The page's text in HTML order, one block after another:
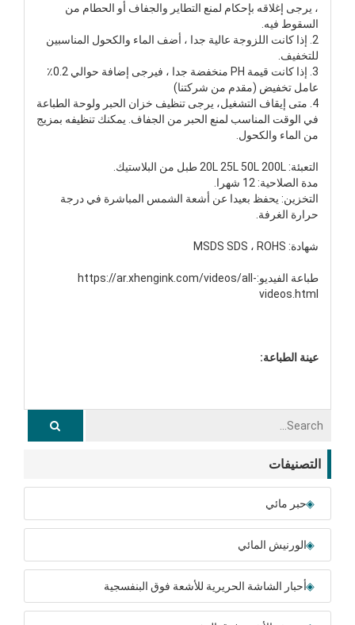
، يرجى إغلاقه بإحكام لمنع التطاير والجفاف أو الحطام من
السقوط فيه.
2. إذا كانت اللزوجة عالية جدا ، أضف الماء والكحول المناسبين
للتخفيف.
3. إذا كانت قيمة PH منخفضة جدا ، فيرجى إضافة حوالي 0.2٪
عامل تخفيض (مقدم من شركتنا)
4. متى
إيقاف التشغيل، يرجى تنظيف خزان الحبر ولوحة الطباعة
في الوقت المناسب لمنع الحبر من الجفاف. يمكنك تنظيفه بمزيج
من الماء والكحول.
التعبئة: 20L 25L 50L 200L طبل من البلاستيك.
مدة الصلاحية: 12 شهرا.
التخزين: يحفظ بعيدا عن أشعة الشمس المباشرة في درجة
حرارة الغرفة.
شهادة: MSDS SDS ، ROHS
طباعة الفيديو:https://ar.xhengink.com/videos/all-
videos.html
عينة الطباعة:
التصنيفات
حبر مائي
الورنيش المائي
أحبار الشاشة الحريرية للأشعة فوق البنفسجية